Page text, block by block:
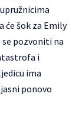
će šok za Emily
pozvoniti na
i
ima
ponovo